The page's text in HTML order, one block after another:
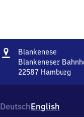
Adresse
Blankenese
Blankeneser
22587 Hamburg
Bahnhofsplatz
29,
DeutschEnglish